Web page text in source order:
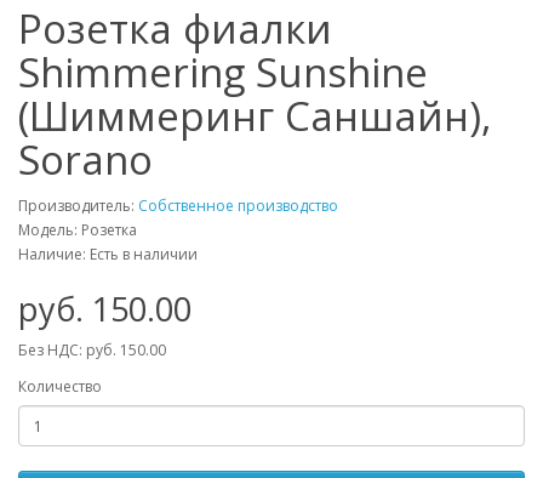
Розетка фиалки
Shimmering Sunshine
(Шиммеринг Саншайн),
Sorano
Производитель: Собственное производство
Модель: Розетка
Наличие: Есть в наличии
руб. 150.00
Без НДС: руб. 150.00
Количество